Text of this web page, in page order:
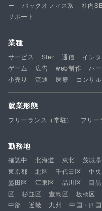
ー
バックオフィス系 社内SE
サポート
業種
サービス SIer 通信 イン
ゲーム
広告 web制作 ハ
小売り
流通 医療 コンサ
就業形態
フリーランス（常駐） フリー
勤務地
確認中 北海道 東北 茨城県
東京都
北区 千代田区 中
墨田区
江東区 品川区 目
区
杉並区 豊島区 板橋区
中部
近畿 九州 中国・四国